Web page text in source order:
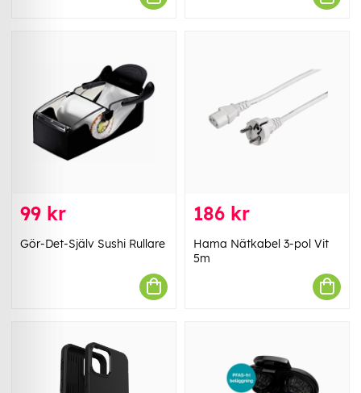
99 kr
Gör-Det-Själv Sushi Rullare
186 kr
Hama Nätkabel 3-pol Vit
5m